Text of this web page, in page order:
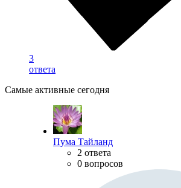
3
ответа
Самые активные сегодня
Пума Тайланд
2 ответа
0 вопросов